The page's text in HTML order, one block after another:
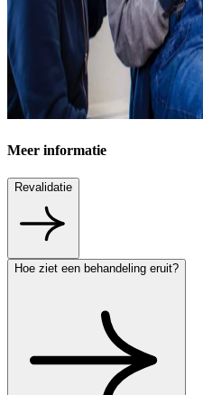
Meer informatie
Revalidatie
Hoe ziet een behandeling eruit?